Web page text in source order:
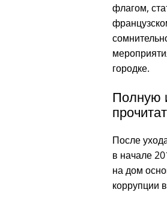
флагом,
городке.
Полную
После
в начале
на дом
коррупции